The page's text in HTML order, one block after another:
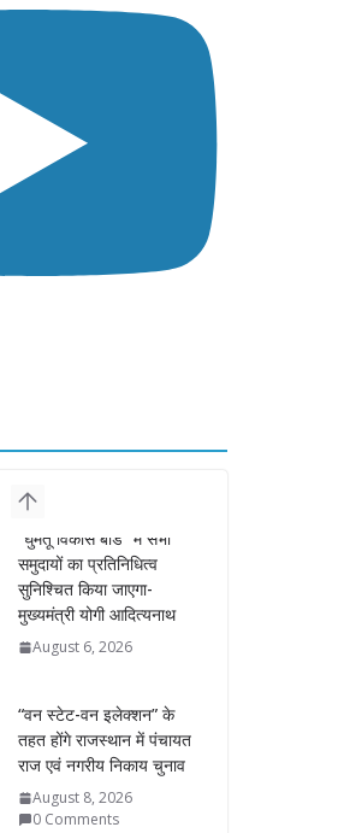
“वन स्टेट-वन इलेक्शन” के
तहत होंगे राजस्थान में पंचायत
राज एवं नगरीय निकाय चुनाव
August 8, 2026
राज्यपाल ने हथकरघा दिवस
पर घुमंतू जनजाति महिलाओं
को किया सम्मानित
August 7, 2026